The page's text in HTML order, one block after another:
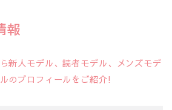
報
新人モデル、読者モデル、メンズモデ
のプロフィールをご紹介!